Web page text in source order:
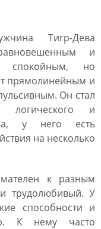
Тигр-Дева
и
спокойным, но
прямолинейным и
Он стал
логического и
у него есть
на несколько
к разным
трудолюбивый. У
способности и
К нему часто